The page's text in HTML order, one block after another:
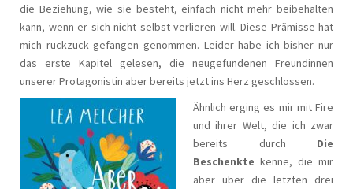
die Beziehung, wie sie besteht, einfach nicht mehr beibehalten
kann, wenn er sich nicht selbst verlieren will. Diese Prämisse hat
mich ruckzuck gefangen genommen. Leider habe ich bisher nur
das erste Kapitel gelesen, die neugefundenen Freundinnen
unserer Protagonistin aber bereits jetzt ins Herz geschlossen.
Ähnlich erging es mir mit Fire
und ihrer Welt, die ich zwar
bereits durch Die
Beschenkte kenne, die mir
aber über die letzten drei